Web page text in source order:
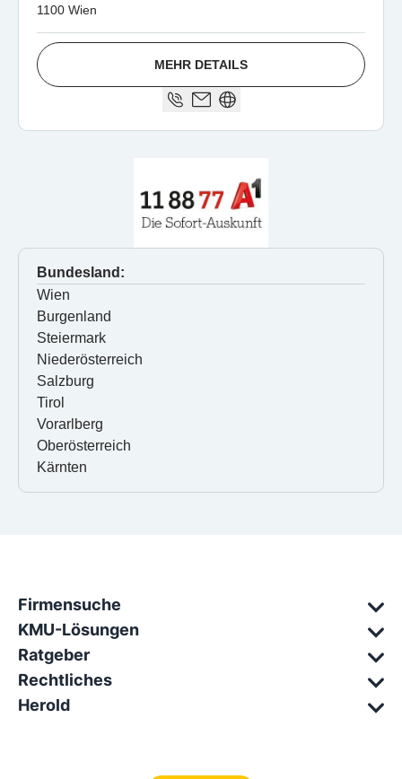
1100 Wien
MEHR DETAILS
Bundesland:
Wien
Burgenland
Steiermark
Niederösterreich
Salzburg
Tirol
Vorarlberg
Oberösterreich
Kärnten
Firmensuche
KMU-Lösungen
Ratgeber
Rechtliches
Herold